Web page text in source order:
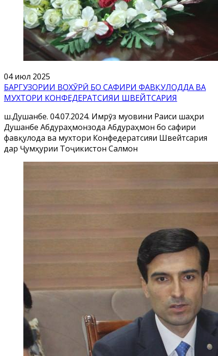
04 июл 2025
БАРГУЗОРИИ ВОХӮРӢ БО САФИРИ ФАВҚУЛОДДА ВА
МУХТОРИ КОНФЕДЕРАТСИЯИ ШВЕЙТСАРИЯ
ш.Душанбе. 04.07.2024. Имрӯз муовини Раиси шаҳри
Душанбе Абдураҳмонзода Абдураҳмон бо сафири
фавқулода ва мухтори Конфедератсияи Швейтсария
дар Ҷумҳурии Тоҷикистон Салмон